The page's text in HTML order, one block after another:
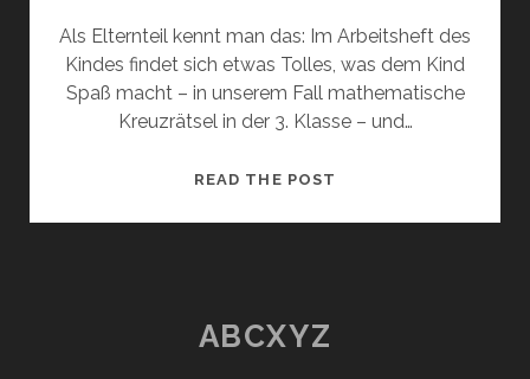
Als Elternteil kennt man das: Im Arbeitsheft des
Kindes findet sich etwas Tolles, was dem Kind
Spaß macht – in unserem Fall mathematische
Kreuzrätsel in der 3. Klasse – und…
READ THE POST
ABCXYZ